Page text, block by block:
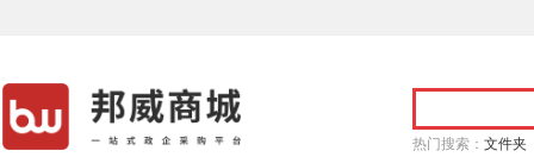
热门搜索： 文件夹